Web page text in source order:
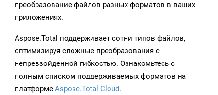
преобразование файлов разных форматов в ваших
приложениях.
Aspose.Total поддерживает сотни типов файлов,
оптимизируя сложные преобразования с
непревзойденной гибкостью. Ознакомьтесь с
полным списком поддерживаемых форматов на
платформе Aspose.Total Cloud.